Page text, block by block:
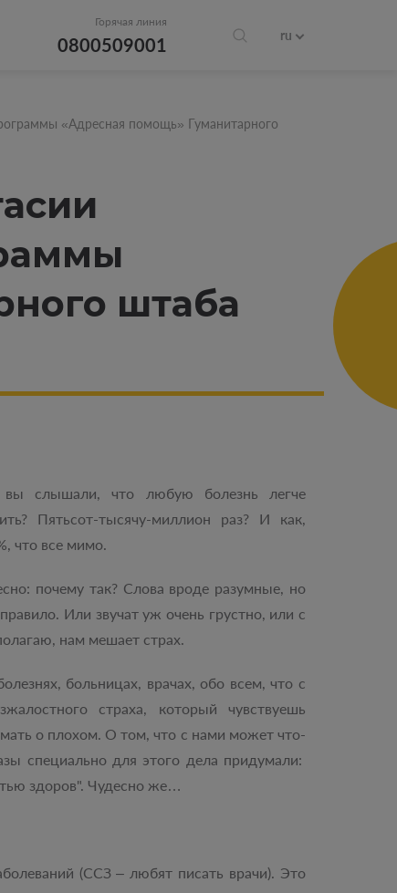
Горячая линия
0800509001 ru
«Адресная помощь» Гуманитарного
штаба
слышали, что любую болезнь легче
Пятьсот-тысячу-миллион раз? И как,
что все мимо.
почему так? Слова вроде разумные, но
Или звучат уж очень грустно, или с
нам мешает страх.
больницах, врачах, обо всем, что с
страха, который чувствуешь
о плохом. О том, что с нами может что-
специально для этого дела придумали:
здоров". Чудесно же…
(ССЗ – любят писать врачи). Это